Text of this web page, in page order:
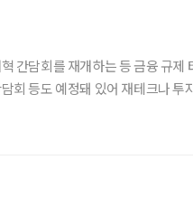
간담회를 재개하는 등 금융 규제
등도 예정돼 있어 재테크나 투